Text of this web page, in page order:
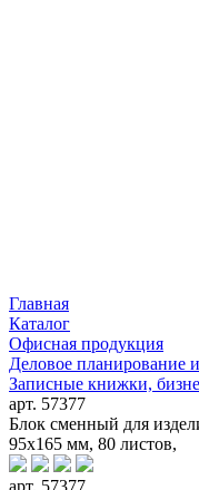
Главная
Каталог
Офисная продукция
Деловое планирование
Записные книжки,
арт. 57377
Блок сменный для
95х165 мм, 80 листов,
арт. 57377